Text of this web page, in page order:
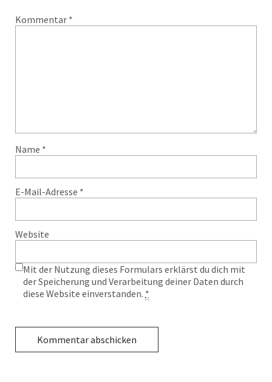
Kommentar *
Name *
E-Mail-Adresse *
Website
Mit der Nutzung dieses Formulars erklärst du dich mit
der Speicherung und Verarbeitung deiner Daten durch
diese Website einverstanden. *